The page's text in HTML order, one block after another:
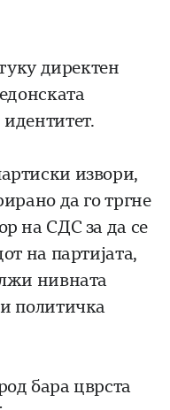
директен
извори,
да го тргне
на СДС за да се
на партијата,
нивната
политичка
бара цврста